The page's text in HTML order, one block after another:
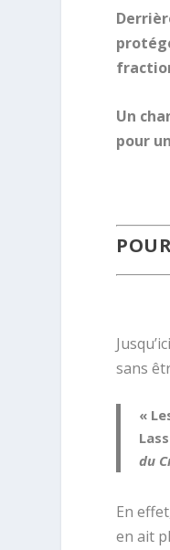
Un
pour
sans
«
du
En
en ait